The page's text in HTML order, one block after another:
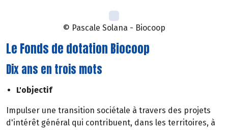
© Pascale Solana - Biocoop
Le Fonds de dotation Biocoop
Dix ans en trois mots
L'objectif
Impulser une transition sociétale à travers des projets
d'intérêt général qui contribuent, dans les territoires, à